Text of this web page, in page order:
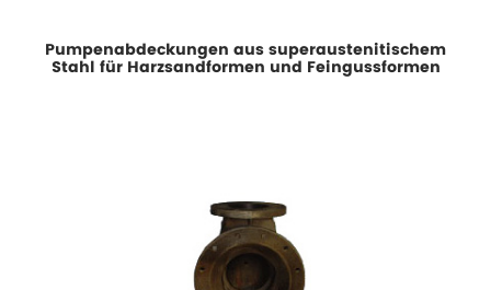
Pumpenabdeckungen aus superaustenitischem
Stahl für Harzsandformen und Feingussformen